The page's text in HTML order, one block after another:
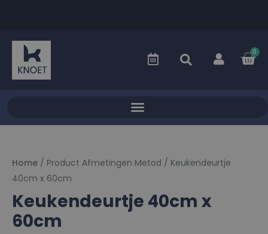
0
Home / Product Afmetingen Metod / Keukendeurtje
40cm x 60cm
Keukendeurtje 40cm x
60cm